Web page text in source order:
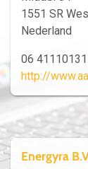
1551 SR
Nederland
06 41110131
http://
Energyra